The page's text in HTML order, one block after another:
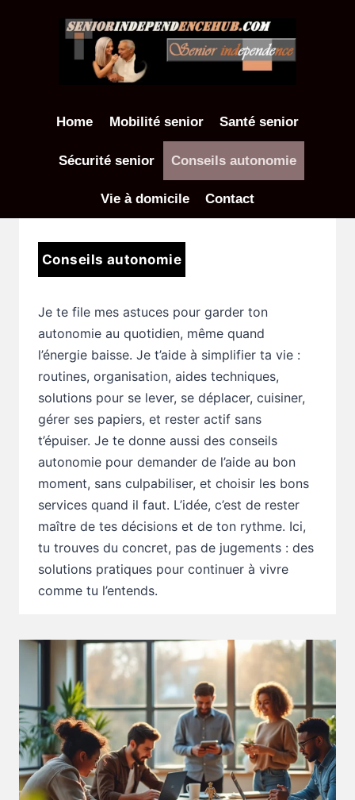
Home Mobilité senior Santé senior
Sécurité senior Conseils autonomie
Vie à domicile Contact
Conseils autonomie
Je te file mes astuces pour garder ton
autonomie au quotidien, même quand
l’énergie baisse. Je t’aide à simplifier ta vie :
routines, organisation, aides techniques,
solutions pour se lever, se déplacer, cuisiner,
gérer ses papiers, et rester actif sans
t’épuiser. Je te donne aussi des conseils
autonomie pour demander de l’aide au bon
moment, sans culpabiliser, et choisir les bons
services quand il faut. L’idée, c’est de rester
maître de tes décisions et de ton rythme. Ici,
tu trouves du concret, pas de jugements : des
solutions pratiques pour continuer à vivre
comme tu l’entends.